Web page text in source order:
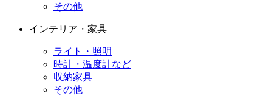
その他
インテリア・家具
ライト・照明
時計・温度計など
収納家具
その他